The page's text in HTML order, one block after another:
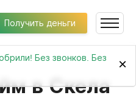
Получить деньги
Без звонков. Без
×
в Скела